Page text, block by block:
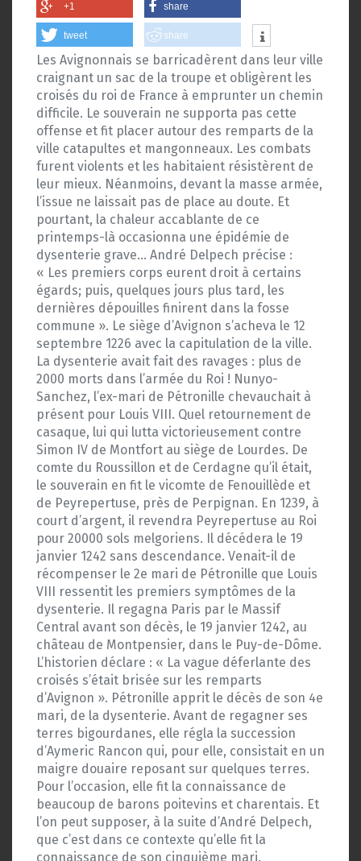
+1 share
tweet share
Les Avignonnais se barricadèrent dans leur ville
craignant un sac de la troupe et obligèrent les
croisés du roi de France à emprunter un chemin
difficile. Le souverain ne supporta pas cette
offense et fit placer autour des remparts de la
ville catapultes et mangonneaux. Les combats
furent violents et les habitaient résistèrent de
leur mieux. Néanmoins, devant la masse armée,
l’issue ne laissait pas de place au doute. Et
pourtant, la chaleur accablante de ce
printemps-là occasionna une épidémie de
dysenterie grave… André Delpech précise :
« Les premiers corps eurent droit à certains
égards; puis, quelques jours plus tard, les
dernières dépouilles finirent dans la fosse
commune ». Le siège d’Avignon s’acheva le 12
septembre 1226 avec la capitulation de la ville.
La dysenterie avait fait des ravages : plus de
2000 morts dans l’armée du Roi ! Nunyo-
Sanchez, l’ex-mari de Pétronille chevauchait à
présent pour Louis VIII. Quel retournement de
casaque, lui qui lutta victorieusement contre
Simon IV de Montfort au siège de Lourdes. De
comte du Roussillon et de Cerdagne qu’il était,
le souverain en fit le vicomte de Fenouillède et
de Peyrepertuse, près de Perpignan. En 1239, à
court d’argent, il revendra Peyrepertuse au Roi
pour 20000 sols melgoriens. Il décédera le 19
janvier 1242 sans descendance. Venait-il de
récompenser le 2e mari de Pétronille que Louis
VIII ressentit les premiers symptômes de la
dysenterie. Il regagna Paris par le Massif
Central avant son décès, le 19 janvier 1242, au
château de Montpensier, dans le Puy-de-Dôme.
L’historien déclare : « La vague déferlante des
croisés s’était brisée sur les remparts
d’Avignon ». Pétronille apprit le décès de son 4e
mari, de la dysenterie. Avant de regagner ses
terres bigourdanes, elle régla la succession
d’Aymeric Rancon qui, pour elle, consistait en un
maigre douaire reposant sur quelques terres.
Pour l’occasion, elle fit la connaissance de
beaucoup de barons poitevins et charentais. Et
l’on peut supposer, à la suite d’André Delpech,
que c’est dans ce contexte qu’elle fit la
connaissance de son cinquième mari.